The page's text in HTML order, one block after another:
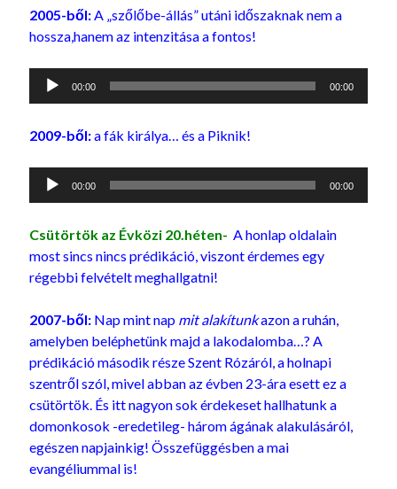
2005-ből: A „szőlőbe-állás” utáni időszaknak nem a
hossza,hanem az intenzitása a fontos!
Audió
00:00 00:00
2009-ből:a fák királya… és a Piknik!
Audió
00:00 00:00
Csütörtök az Évközi 20.héten- A honlap oldalain
most sincs nincs prédikáció, viszont érdemes egy
régebbi felvételt meghallgatni!
2007-ből: Nap mint nap mit alakítunkazon a ruhán,
amelyben beléphetünk majd a lakodalomba…? A
prédikáció második része Szent Rózáról, a holnapi
szentről szól, mivel abban az évben 23-ára esett ez a
csütörtök. És itt nagyon sok érdekeset hallhatunk a
domonkosok -eredetileg- három ágának alakulásáról,
egészen napjainkig! Összefüggésben a mai
evangéliummal is!